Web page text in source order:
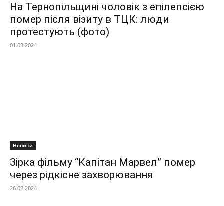
На Тернопільщині чоловік з епілепсією
помер після візиту в ТЦК: люди
протестують (фото)
01.03.2024
Новини
Зірка фільму “Капітан Марвел” помер
через рідкісне захворювання
26.02.2024